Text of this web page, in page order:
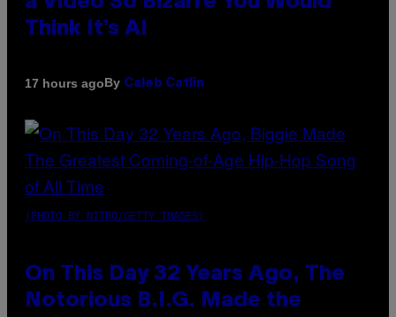
Think It’s AI
17 hours agoBy Caleb Catlin
(PHOTO BY NITRO/GETTY IMAGES)
On This Day 32 Years Ago, The
Notorious B.I.G. Made the